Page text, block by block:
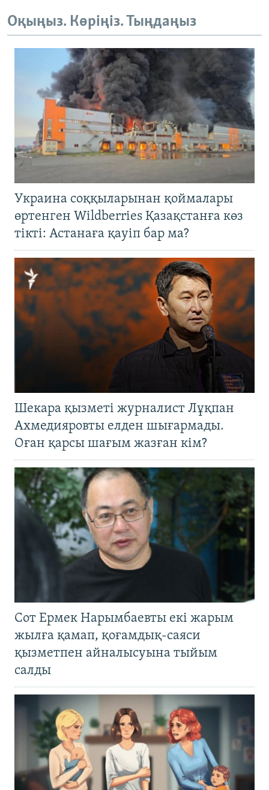
Оқыңыз. Көріңіз. Тыңдаңыз
Украина соққыларынан қоймалары
өртенген Wildberries Қазақстанға көз
тікті: Астанаға қауіп бар ма?
Шекара қызметі журналист Лұқпан
Ахмедияровты елден шығармады.
Оған қарсы шағым жазған кім?
Сот Ермек Нарымбаевты екі жарым
жылға қамап, қоғамдық-саяси
қызметпен айналысуына тыйым
салды